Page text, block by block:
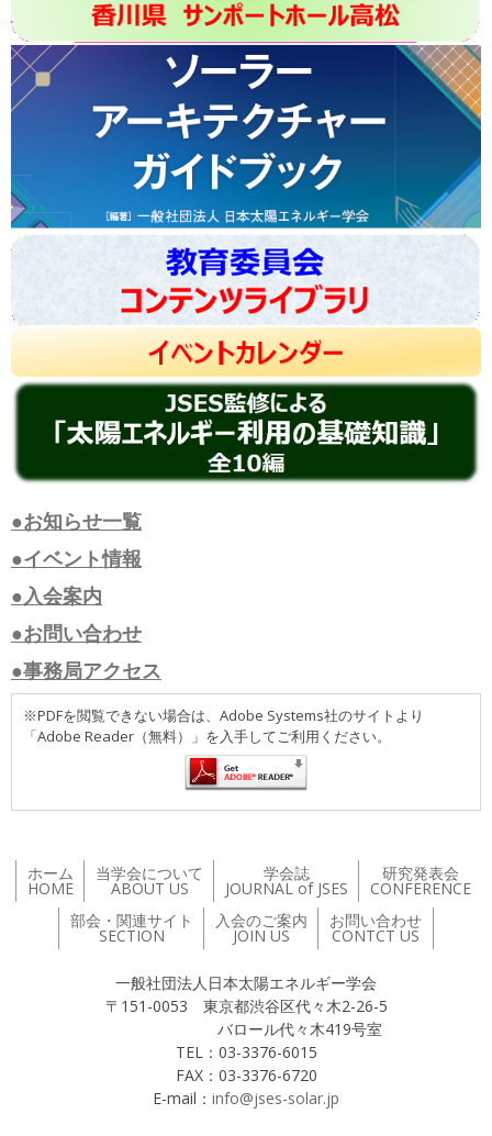
●お知らせ一覧
●イベント情報
●入会案内
●お問い合わせ
●事務局アクセス
※PDFを閲覧できない場合は、Adobe Systems社のサイトより
「Adobe Reader（無料）」を入手してご利用ください。
ホーム
HOME
当学会について
ABOUT US
学会誌
JOURNAL of JSES
研究発表会
CONFERENCE
部会・関連サイト
SECTION
入会のご案内
JOIN US
お問い合わせ
CONTCT US
一般社団法人日本太陽エネルギー学会
〒151-0053 東京都渋谷区代々木2-26-5
バロール代々木419号室
TEL：03-3376-6015
FAX：03-3376-6720
E-mail： info@jses-solar.jp